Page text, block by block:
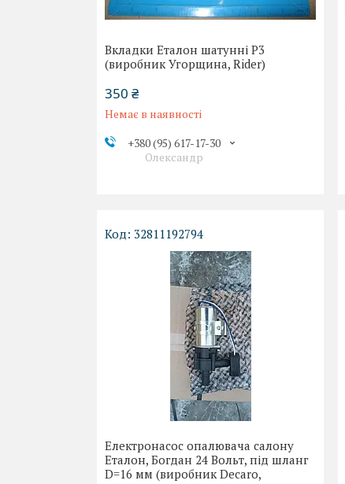
Вкладки Еталон шатунні Р3
(виробник Угорщина, Rider)
350 ₴
Немає в наявності
+380 (95) 617-17-30
Олександр
32811192794
Електронасос опалювача салону
Еталон, Богдан 24 Вольт, під шланг
D=16 мм (виробник Decaro,